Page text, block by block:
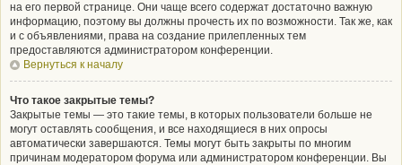
на его первой странице. Они чаще всего содержат достаточно важную
информацию, поэтому вы должны прочесть их по возможности. Так же, как
и с объявлениями, права на создание прилепленных тем
предоставляются администратором конференции.
Вернуться к началу
Что такое закрытые темы?
Закрытые темы — это такие темы, в которых пользователи больше не
могут оставлять сообщения, и все находящиеся в них опросы
автоматически завершаются. Темы могут быть закрыты по многим
причинам модератором форума или администратором конференции. Вы